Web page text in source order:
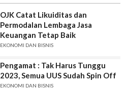
OJK Catat Likuiditas dan
Permodalan Lembaga Jasa
Keuangan Tetap Baik
EKONOMI DAN BISNIS
Pengamat : Tak Harus Tunggu
2023, Semua UUS Sudah Spin Off
EKONOMI DAN BISNIS